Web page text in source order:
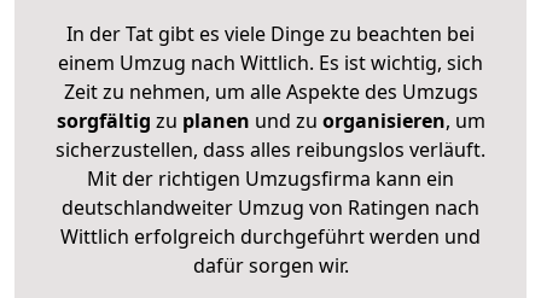
In der Tat gibt es viele Dinge zu beachten bei
einem Umzug nach Wittlich. Es ist wichtig, sich
Zeit zu nehmen, um alle Aspekte des Umzugs
sorgfältig zu planen und zu organisieren, um
sicherzustellen, dass alles reibungslos verläuft.
Mit der richtigen Umzugsfirma kann ein
deutschlandweiter Umzug von Ratingen nach
Wittlich erfolgreich durchgeführt werden und
dafür sorgen wir.